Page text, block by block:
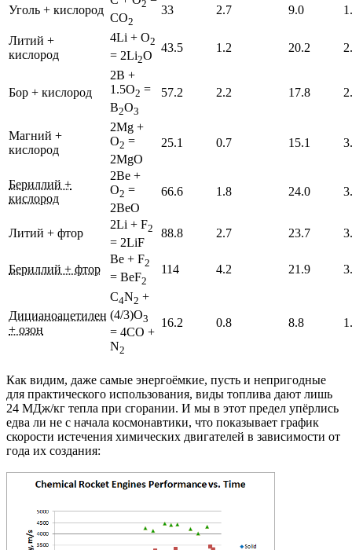
Уголь + кислород 2
CO2
33 2.7 9.0
Литий +
кислород
4Li + O2
= 2Li2O
43.5 1.2 20.2
Бор + кислород
2B +
1.5O2 =
B2O3
57.2 2.2 17.8
Магний +
кислород
2Mg +
O2 =
2MgO
25.1 0.7 15.1
Бериллий +
кислород
2Be +
O2 =
2BeO
66.6 1.8 24.0
Литий + фтор
2Li + F2
= 2LiF
88.8 2.7 23.7
Бериллий + фтор
Be + F2
= BeF2
114 4.2 21.9
Дицианоацетилен
+ озон
C4N2 +
(4/3)O3
= 4CO +
N2
16.2 0.8 8.8
Как видим, даже самые энергоёмкие, пусть и непригодные
для практического использования, виды топлива дают лишь
24 МДж/кг тепла при сгорании. И мы в этот предел упёрлись
едва ли не с начала космонавтики, что показывает график
скорости истечения химических двигателей в зависимости от
года их создания: